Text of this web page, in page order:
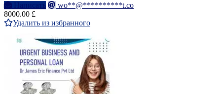
Написать
wo**@**********t.co
8000.00 £
Удалить из избранного